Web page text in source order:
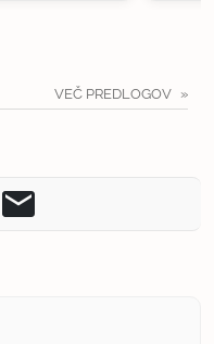
VEČ PREDLOGOV